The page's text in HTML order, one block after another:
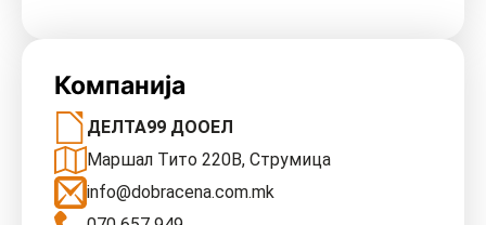
Компанија
ДЕЛТА99 ДООЕЛ
Маршал Тито 220В, Струмица
info@dobracena.com.mk